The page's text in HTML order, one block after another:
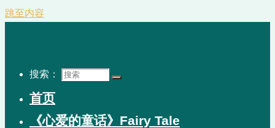
跳至内容
搜索：
首页
《心爱的童话》Fairy Tale